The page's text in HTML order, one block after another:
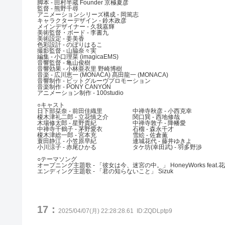
脚本 - 田村半蔵 Founder 京極夏彦
監督 - 熊野千尋
アニメーションシリーズ構成 - 岡篤志
キャラクターデザイン - 鈴木政彦
メインデザイナー - 久我嘉輝
美術監督・ボード - 李書九
美術設定 - 姜美香
色彩設計 - のぼりはるこ
撮影監督 - 山脇奈々実
編集 - 小口理菜 (imagicaEMS)
音響監督 - 亀山俊樹
音響効果 - 小林亜衣里 野崎博樹
音楽 - 広川恵一 (MONACA) 髙田龍一 (MONACA)
音響制作 - ビットグルーヴプロモーション
音楽制作 - PONY CANYON
アニメーション制作 - 100studio
○キャスト
日下部栞奈 - 前田佳織里 中禅寺秋彦 - 小西克幸
榎木津礼二郎 - 立花慎之介 関口巽 - 西地修哉
木場修太郎 - 星野貴紀 中禅寺敦子 - 降幡愛
中禅寺千鶴子 - 茅野愛衣 石榴 - 森永千才
榎木津総一郎 - 宮本充 雪絵 - 佐倉薫
蓑田静江 - 小笠原早紀 連城花代 - 藤井ゆきよ
小川涼子 - 赤尾ひかる タケ坊(幸田武) - 羽多野渉
○テーマソング
オープニング主題歌 - 「彼女は今、迷宮の中。」 HoneyWorks feat.
エンディング主題歌 - 「君の知らないこと」 Sizuk
17： 2025/04/07(月) 22:28:28.61 ID:ZQDLptp9